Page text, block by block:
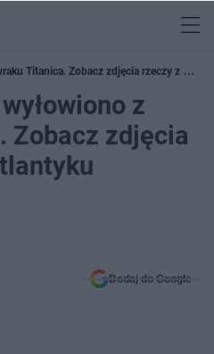
Titanica. Zobacz zdjęcia rzeczy z dna
z
Zobacz zdjęcia
Dodaj do Google